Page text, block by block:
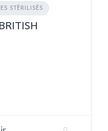
STÉRILISÉS